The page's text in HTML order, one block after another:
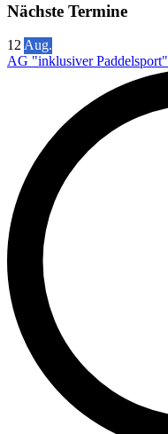
Nächste Termine
12 Aug.
AG "inklusiver Paddelsport"